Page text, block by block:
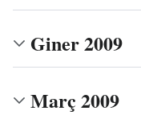
Giner 2009
Març 2009